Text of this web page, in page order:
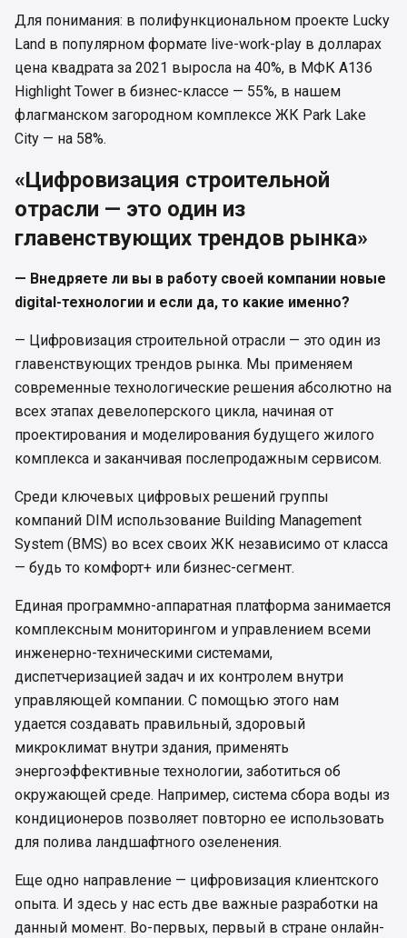
Для понимания: в полифункциональном проекте Lucky
Land в популярном формате live-work-play в долларах
цена квадрата за 2021 выросла на 40%, в МФК А136
Highlight Tower в бизнес-классе — 55%, в нашем
флагманском загородном комплексе ЖК Park Lake
City — на 58%.
«Цифровизация строительной
отрасли — это один из
главенствующих трендов рынка»
— Внедряете ли вы в работу своей компании новые
digital-технологии и если да, то какие именно?
— Цифровизация строительной отрасли — это один из
главенствующих трендов рынка. Мы применяем
современные технологические решения абсолютно на
всех этапах девелоперского цикла, начиная от
проектирования и моделирования будущего жилого
комплекса и заканчивая послепродажным сервисом.
Среди ключевых цифровых решений группы
компаний DIM использование Building Management
System (BMS) во всех своих ЖК независимо от класса
— будь то комфорт+ или бизнес-сегмент.
Единая программно-аппаратная платформа занимается
комплексным мониторингом и управлением всеми
инженерно-техническими системами,
диспетчеризацией задач и их контролем внутри
управляющей компании. С помощью этого нам
удается создавать правильный, здоровый
микроклимат внутри здания, применять
энергоэффективные технологии, заботиться об
окружающей среде. Например, система сбора воды из
кондиционеров позволяет повторно ее использовать
для полива ландшафтного озеленения.
Еще одно направление — цифровизация клиентского
опыта. И здесь у нас есть две важные разработки на
данный момент. Во-первых, первый в стране онлайн-